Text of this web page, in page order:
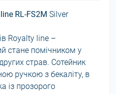
RL-FS2M Silver
Royalty line –
стане помічником у
страв. Сотейник
ручкою з бекаліту, в
із прозорого